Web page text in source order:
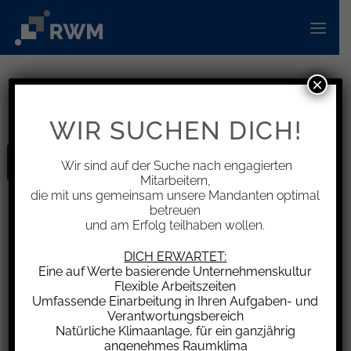
Inhalt
springen
KATEGORIE-ARCHIVE:INFORMATIONEN
Regierungsentwurf zum GKV-
Beitragssatzstabilisierungsgesetz beschlossen
WIR SUCHEN DICH!
Wir sind auf der Suche nach engagierten
Mitarbeitern,
die mit uns gemeinsam unsere Mandanten optimal
betreuen
und am Erfolg teilhaben wollen.
DICH ERWARTET:
Eine auf Werte basierende Unternehmenskultur
Flexible Arbeitszeiten
Umfassende Einarbeitung in Ihren Aufgaben- und
Verantwortungsbereich
Natürliche Klimaanlage, für ein ganzjährig
angenehmes Raumklima
×